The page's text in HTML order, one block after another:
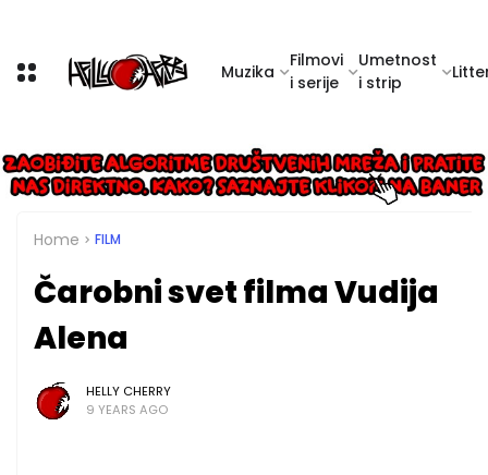
Muzika
Filmovi
i serije
Umetnost
i strip
Home FILM
Čarobni svet filma Vudija
Alena
HELLY CHERRY
9 YEARS AGO